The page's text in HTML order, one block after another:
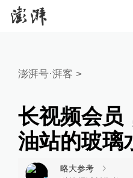
澎湃号·湃客 >
长视频会员
油站的玻璃
略大参考